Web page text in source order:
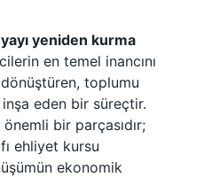
yeniden kurma
en temel inancını
toplumu
eden bir süreçtir.
bir parçasıdır;
ehliyet kursu
ekonomik